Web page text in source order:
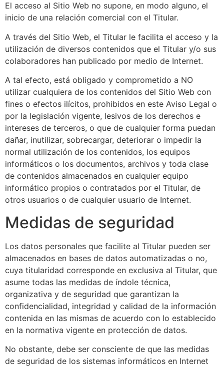
El acceso al Sitio Web no supone, en modo alguno, el
inicio de una relación comercial con el Titular.
A través del Sitio Web, el Titular le facilita el acceso y la
utilización de diversos contenidos que el Titular y/o sus
colaboradores han publicado por medio de Internet.
A tal efecto, está obligado y comprometido a NO
utilizar cualquiera de los contenidos del Sitio Web con
fines o efectos ilícitos, prohibidos en este Aviso Legal o
por la legislación vigente, lesivos de los derechos e
intereses de terceros, o que de cualquier forma puedan
dañar, inutilizar, sobrecargar, deteriorar o impedir la
normal utilización de los contenidos, los equipos
informáticos o los documentos, archivos y toda clase
de contenidos almacenados en cualquier equipo
informático propios o contratados por el Titular, de
otros usuarios o de cualquier usuario de Internet.
Medidas de seguridad
Los datos personales que facilite al Titular pueden ser
almacenados en bases de datos automatizadas o no,
cuya titularidad corresponde en exclusiva al Titular, que
asume todas las medidas de índole técnica,
organizativa y de seguridad que garantizan la
confidencialidad, integridad y calidad de la información
contenida en las mismas de acuerdo con lo establecido
en la normativa vigente en protección de datos.
No obstante, debe ser consciente de que las medidas
de seguridad de los sistemas informáticos en Internet